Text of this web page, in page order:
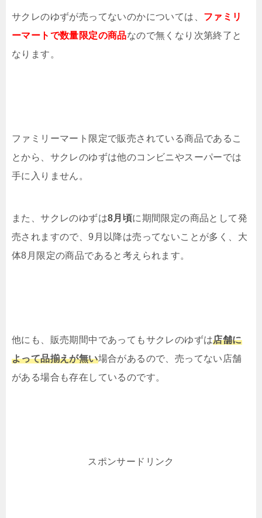
サクレのゆずが売ってないのかについては、 ファミリ
ーマートで数量限定の商品なので無くなり次第終了と
なります。
ファミリーマート限定で販売されている商品であるこ
とから、サクレのゆずは他のコンビニやスーパーでは
手に入りません。
また、サクレのゆずは8月頃に期間限定の商品として発
売されますので、9月以降は売ってないことが多く、大
体8月限定の商品であると考えられます。
他にも、販売期間中であってもサクレのゆずは店舗に
よって品揃えが無い場合があるので、売ってない店舗
がある場合も存在しているのです。
スポンサードリンク